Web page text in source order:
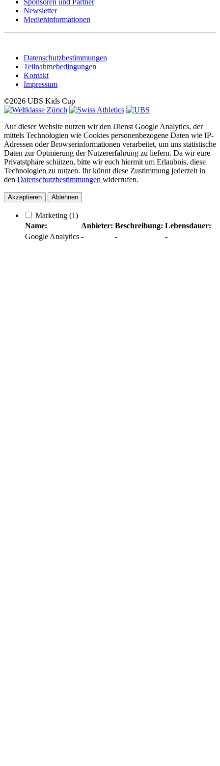
Sponsoren und Partner
Newsletter
Medieninformationen
Datenschutzbestimmungen
Teilnahmebedingungen
Kontakt
Impressum
©2026 UBS Kids Cup
Auf dieser Website nutzen wir den Dienst Google Analytics, der
mittels Technologien wie Cookies personenbezogene Daten wie IP-
Adressen oder Browserinformationen verarbeitet, um uns statistische
Daten zur Optmierung der Nutzererfahrung zu liefern. Da wir eure
Privatstphäre schützen, bitte wir euch hiermit um Erlaubnis, diese
Technologien zu nutzen. Ihr könnt diese Zustimmung jederzeit in
den Datenschutzbestimmungen widerrufen.
Akzeptieren Ablehnen
Marketing (1)
Name:
Anbieter: Beschreibung: Lebensdauer:
Google Analytics - - -